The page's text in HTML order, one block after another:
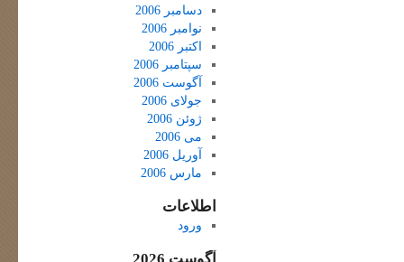
دسامبر 2006
نوامبر 2006
اکتبر 2006
سپتامبر 2006
آگوست 2006
جولای 2006
ژوئن 2006
می 2006
آوریل 2006
مارس 2006
اطلاعات
ورود